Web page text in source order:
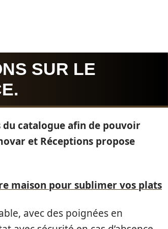
SUR LE
du catalogue afin de pouvoir
et Réceptions propose
maison pour sublimer vos plats
avec des poignées en